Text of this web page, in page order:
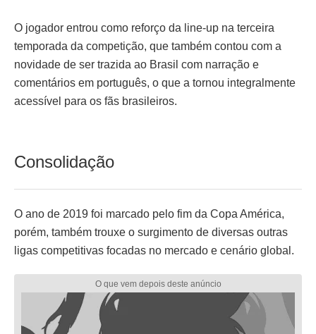
O jogador entrou como reforço da line-up na terceira
temporada da competição, que também contou com a
novidade de ser trazida ao Brasil com narração e
comentários em português, o que a tornou integralmente
acessível para os fãs brasileiros.
Consolidação
O ano de 2019 foi marcado pelo fim da Copa América,
porém, também trouxe o surgimento de diversas outras
ligas competitivas focadas no mercado e cenário global.